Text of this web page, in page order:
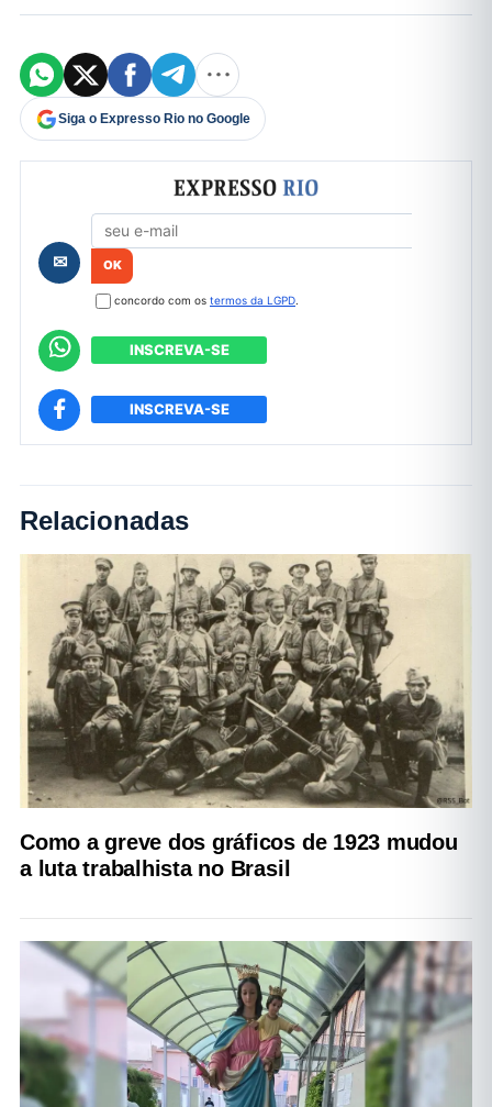
Siga o Expresso Rio no Google
Formulário de cadastro
✉
concordo com os termos da LGPD.
INSCREVA-SE
INSCREVA-SE
Relacionadas
Como a greve dos gráficos de 1923 mudou
a luta trabalhista no Brasil